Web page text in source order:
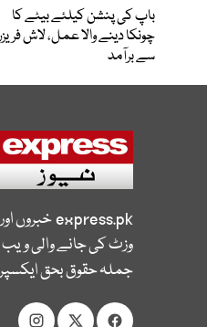
باپ کی پنشن کیلئے بیٹے کا
چونکا دینے والا عمل، لاش
سے برآمد
express.pkخبروں
وزٹ کی جانے والی
جملہ حقوق بحق